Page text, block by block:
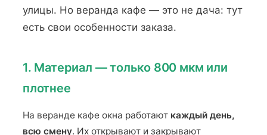
улицы. Но веранда кафе — это не дача: тут
есть свои особенности заказа.
1. Материал — только 800 мкм или
плотнее
На веранде кафе окна работают каждый день,
всю смену. Их открывают и закрывают